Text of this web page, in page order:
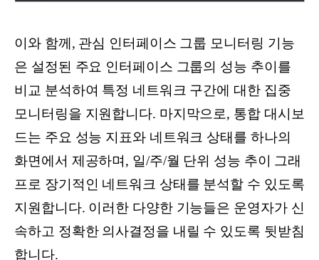
이와 함께, 관심 인터페이스 그룹 모니터링 기능
은 설정된 주요 인터페이스 그룹의 성능 추이를
비교 분석하여 특정 네트워크 구간에 대한 집중
모니터링을 지원합니다. 마지막으로, 통합 대시보
드는 주요 성능 지표와 네트워크 상태를 하나의
화면에서 제공하며, 일/주/월 단위 성능 추이 그래
프로 장기적인 네트워크 상태를 분석할 수 있도록
지원합니다. 이러한 다양한 기능들은 운영자가 신
속하고 정확한 의사결정을 내릴 수 있도록 뒷받침
합니다.